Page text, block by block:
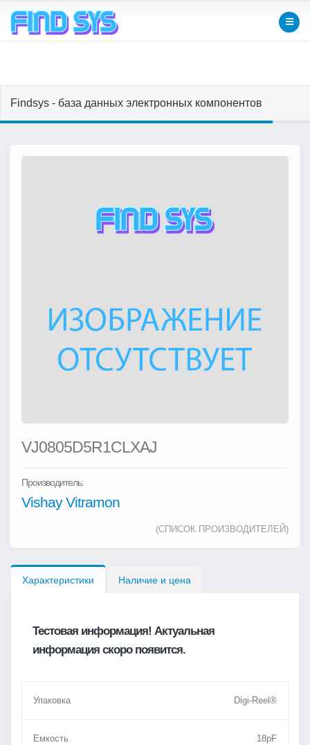
Findsys - база данных электронных компонентов
VJ0805D5R1CLXAJ
Производитель:
Vishay Vitramon
(СПИСОК ПРОИЗВОДИТЕЛЕЙ)
Характеристики Наличие и цена
Тестовая информация! Актуальная
информация скоро появится.
Упаковка Digi-Reel®
Емкость 18pF